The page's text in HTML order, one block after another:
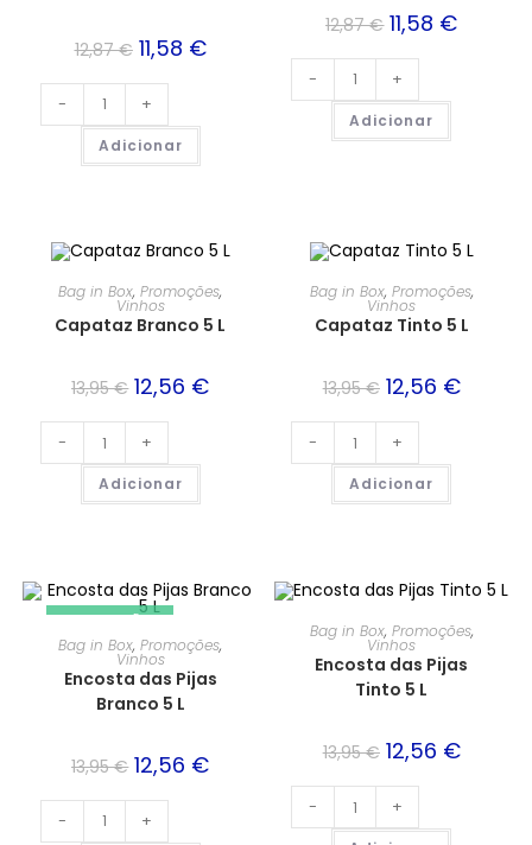
12,87€ 11,58 €
- +
Adicionar
12,87€ 11,58 €
- +
Adicionar
PROMOÇÃO!
Bag in Box,Promoções,
Vinhos
Capataz Branco 5 L
13,95€ 12,56 €
- +
Adicionar
PROMOÇÃO!
Bag in Box, Promoções,
Vinhos
Capataz Tinto 5 L
13,95€ 12,56 €
- +
Adicionar
PROMOÇÃO!
Bag in Box,Promoções,
Vinhos
Encosta das Pijas
Branco 5 L
13,95€ 12,56 €
- +
PROMOÇÃO!
Bag in Box, Promoções,
Vinhos
Encosta das Pijas
Tinto 5 L
13,95€ 12,56 €
- +